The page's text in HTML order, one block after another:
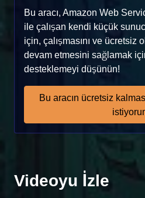
Bu aracı, Amazon Web
ile çalışan kendi küçük
için, çalışmasını ve ücretsiz
devam etmesini sağlamak
desteklemeyi düşünün!
Bu aracın ücretsiz
Videoyu İzle